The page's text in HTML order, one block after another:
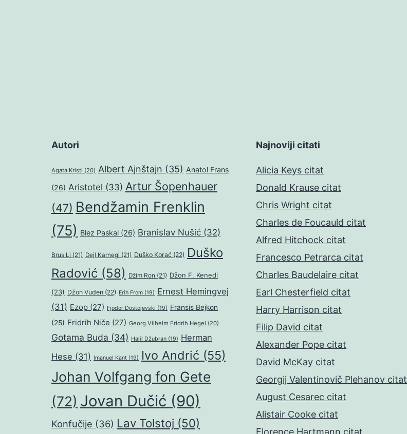
Autori
Agata Kristi (20) Albert Ajnštajn (35) Anatol Frans
(26) Aristotel (33) Artur Šopenhauer
(47) Bendžamin Frenklin
(75) Blez Paskal (26) Branislav Nušić (32)
Brus Li (21) Dejl Karnegi (21) Duško Korać (22) Duško
Radović (58) Džim Ron (21) Džon F. Kenedi
(23) Džon Vuden (22) Erih From (19) Ernest Hemingvej
(31) Ezop (27) Fjodor Dostojevski (19) Fransis Bejkon
(25) Fridrih Niče (27) Georg Vilhelm Fridrih Hegel (20)
Gotama Buda (34) Halil Džubran (19) Herman
Hese (31) Imanuel Kant (19) Ivo Andrić (55)
Johan Volfgang fon Gete
(72) Jovan Dučić (90)
Konfučije (36) Lav Tolstoj (50)
Najnoviji citati
Alicia Keys citat
Donald Krause citat
Chris Wright citat
Charles de Foucauld citat
Alfred Hitchock citat
Francesco Petrarca citat
Charles Baudelaire citat
Earl Chesterfield citat
Harry Harrison citat
Filip David citat
Alexander Pope citat
David McKay citat
Georgij Valentinovič Plehanov citat
August Cesarec citat
Alistair Cooke citat
Florence Hartmann citat